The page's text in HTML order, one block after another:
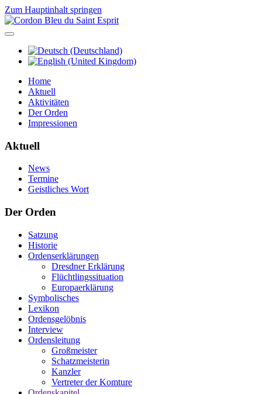
Zum Hauptinhalt springen
Home
Aktuell
Aktivitäten
Der Orden
Impressionen
Aktuell
News
Termine
Geistliches Wort
Der Orden
Satzung
Historie
Ordenserklärungen
Dresdner Erklärung
Flüchtlingssituation
Europaerklärung
Symbolisches
Lexikon
Ordensgelöbnis
Interview
Ordensleitung
Großmeister
Schatzmeisterin
Kanzler
Vertreter der Komture